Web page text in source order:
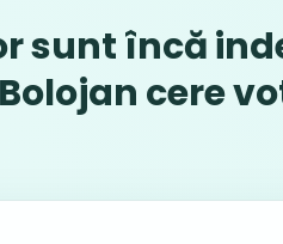
sunt încă
cere